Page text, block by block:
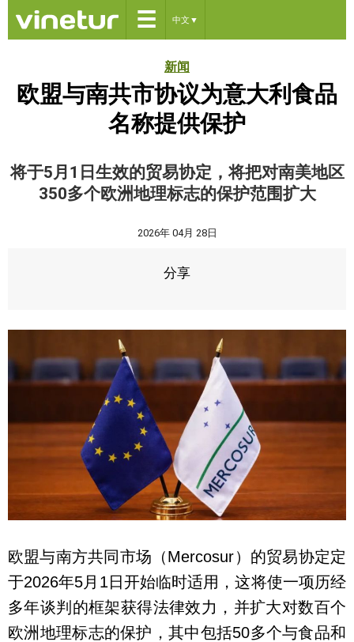
☰ 中文 ▼
新闻
欧盟与南共市协议为意大利食品
名称提供保护
将于5月1日生效的贸易协定，将把对南美地区
350多个欧洲地理标志的保护范围扩大
2026年 04月 28日
分享
欧盟与南方共同市场（Mercosur）的贸易协定定
于2026年5月1日开始临时适用，这将使一项历经
多年谈判的框架获得法律效力，并扩大对数百个
欧洲地理标志的保护，其中包括50多个与食品和